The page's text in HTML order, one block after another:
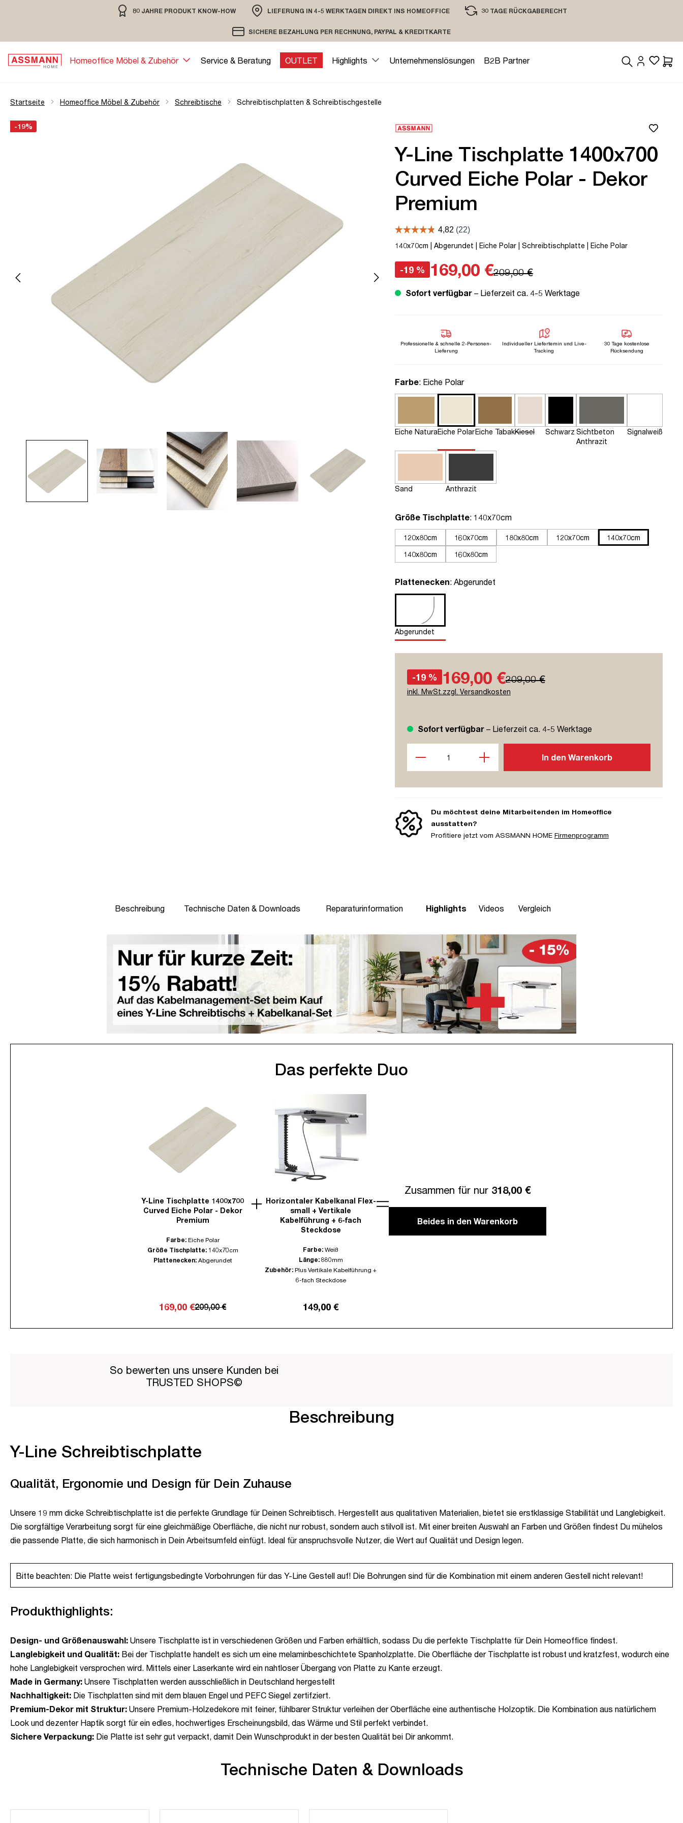
Zur Hauptnavigation springen80 JAHRE PRODUKT KNOW-HOW
80 JAHRE MÖBELBAU MIT TRADITION
LIEFERUNG IN 4-5 WERKTAGEN DIREKT INS HOMEOFFICE
VERSAND PER DHL ODER SPEDITION
30 TAGE RÜCKGABERECHT
SICHERE BEZAHLUNG PER RECHNUNG, PAYPAL & KREDITKARTE
VERSCHLÜSSELTE ÜBERTRAGUNG
Homeoffice Möbel & Zubehör Service & Beratung OUTLET Highlights Unternehmenslösungen
B2B Partner
Startseite Homeoffice Möbel & Zubehör Schreibtische Schreibtischplatten & Schreibtischgestelle
Bildergalerie überspringen
Öffne Zoom-Modal
-19%
Y-Line Tischplatte 1400x700
Curved Eiche Polar - Dekor
Premium
140x70cm | Abgerundet | Eiche Polar | Schreibtischplatte | Eiche Polar
-19 % 169,00 €209,00 €
Sofort verfügbar– Lieferzeit ca. 4-5 Werktage
Professionelle & schnelle 2-Personen-
Lieferung
Individueller Liefertemin und Live-
Tracking
30 Tage kostenlose
Rücksendung
Farbeauswählen
: Eiche Polar
Eiche NaturaEiche PolarEiche TabakKiesel Schwarz Sichtbeton
Anthrazit
Signalweiß
Sand Anthrazit
Größe Tischplatteauswählen
: 140x70cm
120x80cm 160x70cm 180x80cm 120x70cm
140x70cm
140x80cm
160x80cm
Platteneckenauswählen
: Abgerundet
Abgerundet
-19 % 169,00 €209,00 €
inkl. MwSt.zzgl. Versandkosten
Sofort verfügbar– Lieferzeit ca. 4-5 Werktage
In den Warenkorb
Du möchtest deine Mitarbeitenden im Homeoffice
ausstatten?
Profitiere jetzt vom ASSMANN HOME Firmenprogramm
Beschreibung Technische Daten & Downloads Reparaturinformation Highlights Videos Vergleich
Das perfekte Duo
Y-Line Tischplatte 1400x700
Curved Eiche Polar - Dekor
Premium
Farbe: Eiche Polar
Größe Tischplatte: 140x70cm
Plattenecken: Abgerundet
169,00 €209,00 €
Horizontaler Kabelkanal Flex-
small + Vertikale
Kabelführung + 6-fach
Steckdose
Farbe: Weiß
Länge: 880mm
Zubehör: Plus Vertikale Kabelführung +
6-fach Steckdose
149,00 €
Zusammen für nur 318,00 €
Beides in den Warenkorb
So bewerten uns unsere Kunden bei
TRUSTED SHOPS©
Beschreibung
Y-Line Schreibtischplatte
Qualität, Ergonomie und Design für Dein Zuhause
Unsere 19 mm dicke Schreibtischplatte ist die perfekte Grundlage für Deinen Schreibtisch. Hergestellt aus qualitativen Materialien, bietet sie erstklassige Stabilität und Langlebigkeit.
Die sorgfältige Verarbeitung sorgt für eine gleichmäßige Oberfläche, die nicht nur robust, sondern auch stilvoll ist. Mit einer breiten Auswahl an Farben und Größen findest Du mühelos
die passende Platte, die sich harmonisch in Dein Arbeitsumfeld einfügt. Ideal für anspruchsvolle Nutzer, die Wert auf Qualität und Design legen.
Bitte beachten: Die Platte weist fertigungsbedingte Vorbohrungen für das Y-Line Gestell auf! Die Bohrungen sind für die Kombination mit einem anderen Gestell nicht relevant!
Produkthighlights:
Design- und Größenauswahl: Unsere Tischplatte ist in verschiedenen Größen und Farben erhältlich, sodass Du die perfekte Tischplatte für Dein Homeoffice findest.
Langlebigkeit und Qualität: Bei der Tischplatte handelt es sich um eine melaminbeschichtete Spanholzplatte. Die Oberfläche der Tischplatte ist robust und kratzfest, wodurch eine
hohe Langlebigkeit versprochen wird. Mittels einer Laserkante wird ein nahtloser Übergang von Platte zu Kante erzeugt.
Made in Germany: Unsere Tischplatten werden ausschließlich in Deutschland hergestellt
Nachhaltigkeit: Die Tischplatten sind mit dem blauen Engel und PEFC Siegel zertifziert.
Premium-Dekor mit Struktur: Unsere Premium-Holzedekore mit feiner, fühlbarer Struktur verleihen der Oberfläche eine authentische Holzoptik. Die Kombination aus natürlichem
Look und dezenter Haptik sorgt für ein edles, hochwertiges Erscheinungsbild, das Wärme und Stil perfekt verbindet.
Sichere Verpackung: Die Platte ist sehr gut verpackt, damit Dein Wunschprodukt in der besten Qualität bei Dir ankommt.
Technische Daten & Downloads